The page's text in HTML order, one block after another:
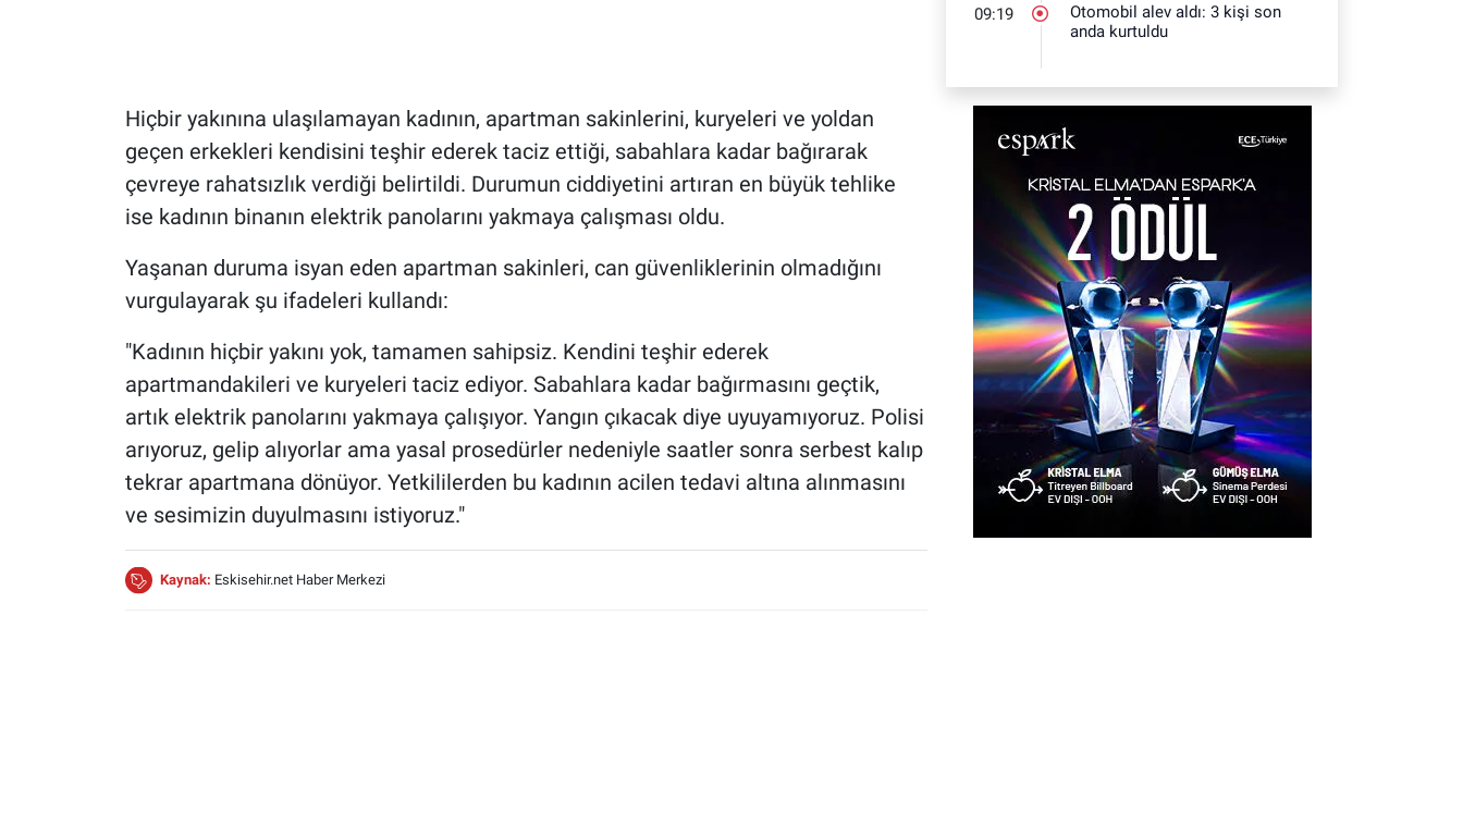
Hiçbir yakınına ulaşılamayan kadının, apartman sakinlerini, kuryeleri ve yoldan
geçen erkekleri kendisini teşhir ederek taciz ettiği, sabahlara kadar bağırarak
çevreye rahatsızlık verdiği belirtildi. Durumun ciddiyetini artıran en büyük tehlike
ise kadının binanın elektrik panolarını yakmaya çalışması oldu.
Yaşanan duruma isyan eden apartman sakinleri, can güvenliklerinin olmadığını
vurgulayarak şu ifadeleri kullandı:
"Kadının hiçbir yakını yok, tamamen sahipsiz. Kendini teşhir ederek
apartmandakileri ve kuryeleri taciz ediyor. Sabahlara kadar bağırmasını geçtik,
artık elektrik panolarını yakmaya çalışıyor. Yangın çıkacak diye uyuyamıyoruz. Polisi
arıyoruz, gelip alıyorlar ama yasal prosedürler nedeniyle saatler sonra serbest kalıp
tekrar apartmana dönüyor. Yetkililerden bu kadının acilen tedavi altına alınmasını
ve sesimizin duyulmasını istiyoruz."
Kaynak: Eskisehir.net Haber Merkezi
09:19
Otomobil alev aldı: 3 kişi son
anda kurtuldu